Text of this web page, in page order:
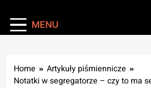
MENU
Home
Artykuły piśmiennicze
Notatki w segregatorze – czy to ma